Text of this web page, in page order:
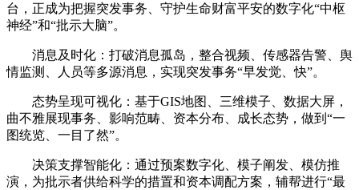
台，正成为把握突发事务、守护生命财富平安的数字化“中枢
神经”和“批示大脑”。
消息及时化：打破消息孤岛，整合视频、传感器告警、舆
情监测、人员等多源消息，实现突发事务“早发觉、快”。
态势呈现可视化：基于GIS地图、三维模子、数据大屏，
曲不雅展现事务、影响范畴、资本分布、成长态势，做到“一
图统览、一目了然”。
决策支撑智能化：通过预案数字化、模子阐发、模仿推
演，为批示者供给科学的措置和资本调配方案，辅帮进行“最